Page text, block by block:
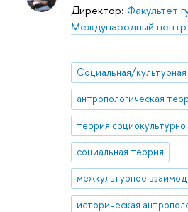
Директор: Факультет
Международный центр
теория
социальная теория